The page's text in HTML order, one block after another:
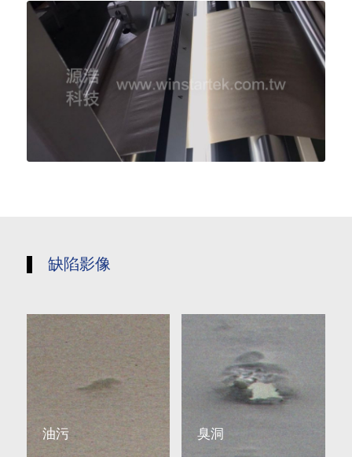
缺陷影像
油污 臭洞